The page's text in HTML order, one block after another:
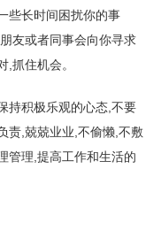
些长时间困扰你的事
友或者同事会向你寻求
抓住机会。
持积极乐观的心态,不要
责,兢兢业业,不偷懒,不敷
管理,提高工作和生活的